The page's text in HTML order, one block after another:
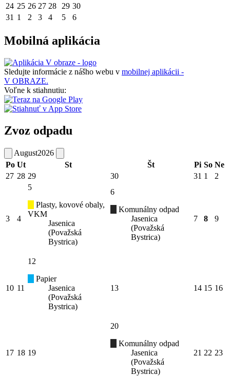
24 25 26 27 28 29 30
31 1 2 3 4 5 6
Mobilná aplikácia
Sledujte informácie z nášho webu v mobilnej aplikácii -
V OBRAZE.
Voľne k stiahnutiu:
Zvoz odpadu
August2026
Po Ut St Št Pi So Ne
27 28 29 30 31 1 2
3 4
5
Plasty, kovové obaly,
VKM
Jasenica
(Považská
Bystrica)
6
Komunálny odpad
Jasenica
(Považská
Bystrica)
7 8 9
10 11
12
Papier
Jasenica
(Považská
Bystrica)
13 14 15 16
17 18 19
20
Komunálny odpad
Jasenica
(Považská
Bystrica)
21 22 23